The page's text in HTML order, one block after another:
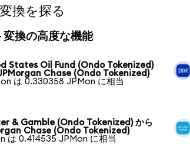
換を探る
変換の高度な機能
States Oil Fund (Ondo Tokenized)
Chase (Ondo Tokenized)
は 0.330358 JPMon に相当
& Gamble (Ondo Tokenized) から
Chase (Ondo Tokenized)
は 0.414535 JPMon に相当